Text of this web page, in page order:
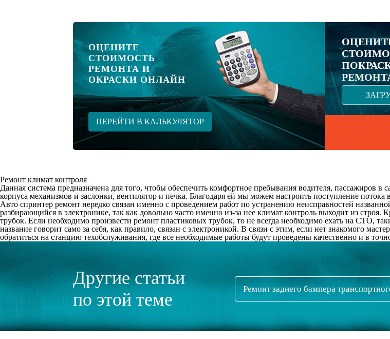
ОЦЕНИТЕ
СТОИМОСТЬ
РЕМОНТА И
ОКРАСКИ ОНЛАЙН
ПЕРЕЙТИ В КАЛЬКУЛЯТОР
Ремонт климат контроля
Данная система предназначена для того, чтобы обеспечить комфортное пребывания водителя, пассажиров
корпуса механизмов и заслонки, вентилятор и печка. Благодаря ей мы можем настроить поступление
Авто спринтер ремонт нередко связан именно с проведением работ по устранению неисправностей
разбирающийся в электронике, так как довольно часто именно из-за нее климат контроль выходит из
трубок. Если необходимо произвести ремонт пластиковых трубок, то не всегда необходимо ехать на СТО,
название говорит само за себя, как правило, связан с электроникой. В связи с этим, если нет знакомого
обратиться на станцию техобслуживания, где все необходимые работы будут проведены качественно и в
Другие статьи
по этой теме
Ремонт заднего бампера